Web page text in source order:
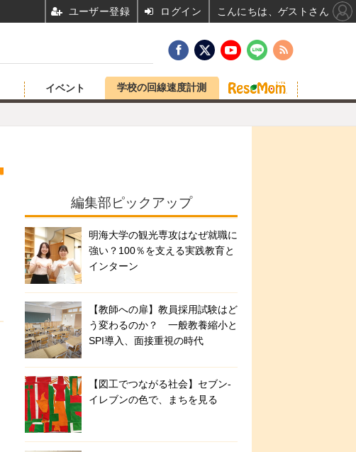
イベント 学校の回線速度計測
編集部ピックアップ
明海大学の観光専攻はなぜ就職に
強い？100％を支える実践教育と
インターン
【教師への扉】教員採用試験はど
う変わるのか？ 一般教養縮小と
SPI導入、面接重視の時代
【図工でつながる社会】セブン‐
イレブンの色で、まちを見る
ユーザー登録 ログイン こんにちは、ゲストさん